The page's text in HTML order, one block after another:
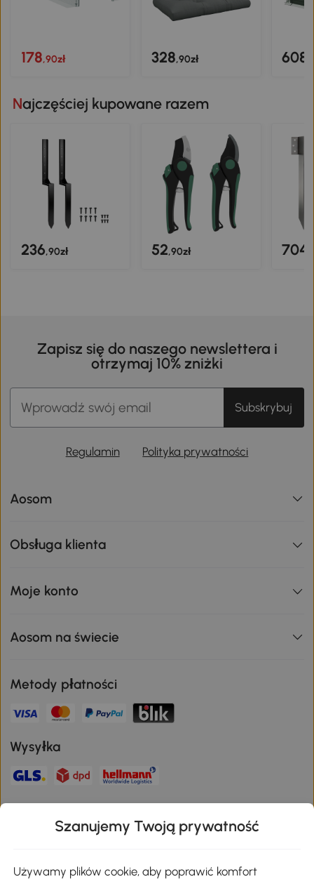
178,90zł 328,90zł 608
Najczęściej kupowane razem
236,90zł 52,90zł 704
Zapisz się do naszego newslettera i
otrzymaj 10% zniżki
Subskrybuj
Regulamin Polityka prywatności
Aosom
Obsługa klienta
Moje konto
Aosom na świecie
Metody płatności
Wysyłka
Pobierz aplikację Aosom
Szanujemy Twoją prywatność
Używamy plików cookie, aby poprawić komfort